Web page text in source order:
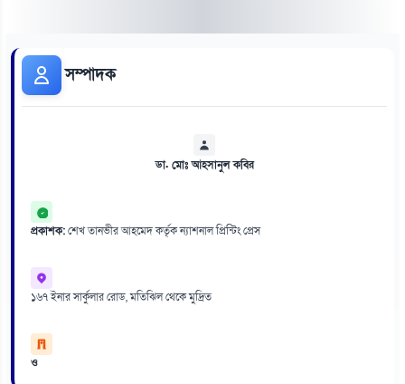
সম্পাদক
ডা. মোঃ আহসানুল কবির
প্রকাশক:শেখ তানভীর আহমেদ কর্তৃক ন্যাশনাল প্রিন্টিং প্রেস
১৬৭ ইনার সার্কুলার রোড, মতিঝিল থেকে মুদ্রিত
ও